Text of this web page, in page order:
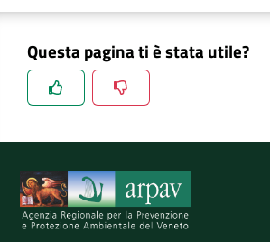
Questa pagina ti è stata utile?
Spiegaci perchè, e aiutaci a